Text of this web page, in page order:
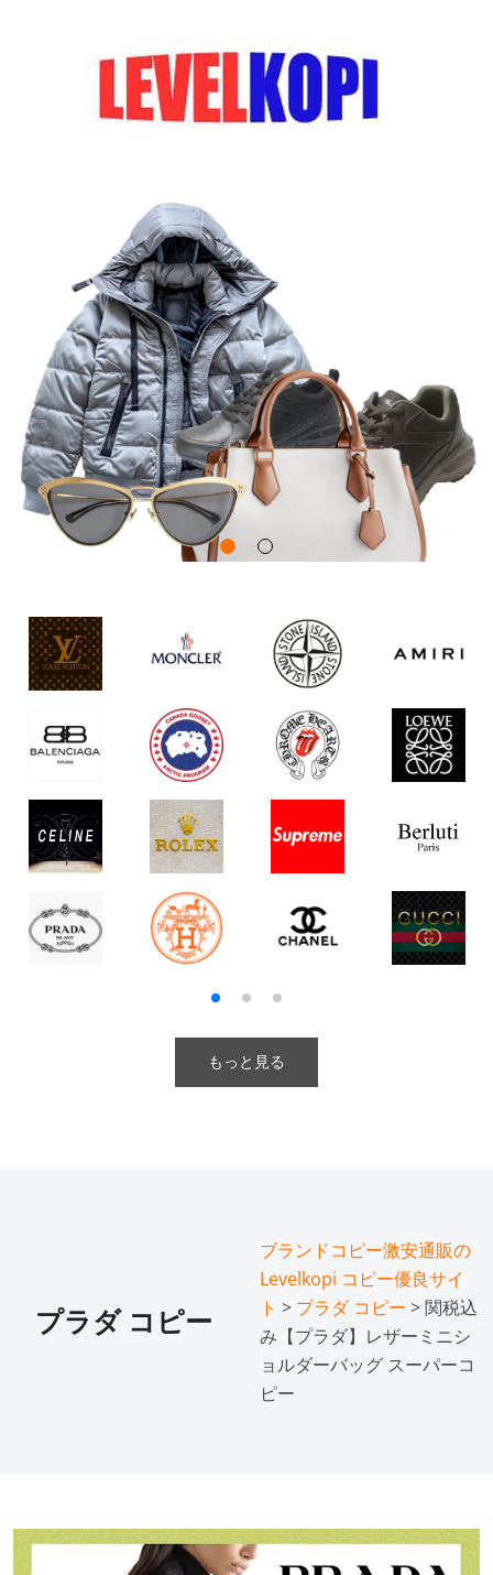
もっと見る
プラダ コピー
ブランドコピー激安通販の
Levelkopi コピー優良サイ
ト > プラダ コピー > 関税込
み【プラダ】レザーミニシ
ョルダーバッグ スーパーコ
ピー